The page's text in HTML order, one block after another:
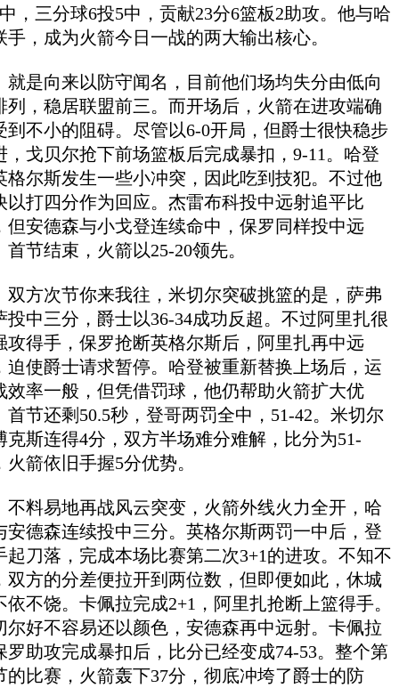
，三分球6投5中，贡献23分6篮板2助攻。他与哈
手，成为火箭今日一战的两大输出核心。
向来以防守闻名，目前他们场均失分由低向
列，稳居联盟前三。而开场后，火箭在进攻端确
到不小的阻碍。尽管以6-0开局，但爵士很快稳步
，戈贝尔抢下前场篮板后完成暴扣，9-11。哈登
格尔斯发生一些小冲突，因此吃到技犯。不过他
以打四分作为回应。杰雷布科投中远射追平比
但安德森与小戈登连续命中，保罗同样投中远
首节结束，火箭以25-20领先。
次节你来我往，米切尔突破挑篮的是，萨弗
投中三分，爵士以36-34成功反超。不过阿里扎很
攻得手，保罗抢断英格尔斯后，阿里扎再中远
迫使爵士请求暂停。哈登被重新替换上场后，运
效率一般，但凭借罚球，他仍帮助火箭扩大优
首节还剩50.5秒，登哥两罚全中，51-42。米切尔
克斯连得4分，双方半场难分难解，比分为51-
火箭依旧手握5分优势。
易地再战风云突变，火箭外线火力全开，哈
安德森连续投中三分。英格尔斯两罚一中后，登
起刀落，完成本场比赛第二次3+1的进攻。不知不
双方的分差便拉开到两位数，但即便如此，休城
依不饶。卡佩拉完成2+1，阿里扎抢断上篮得手。
尔好不容易还以颜色，安德森再中远射。卡佩拉
罗助攻完成暴扣后，比分已经变成74-53。整个第
的比赛，火箭轰下37分，彻底冲垮了爵士的防